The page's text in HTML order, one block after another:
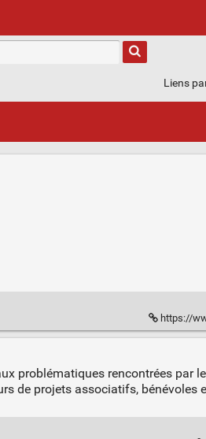
Liens
https://
problématiques rencontrées par
de projets associatifs, bénévoles